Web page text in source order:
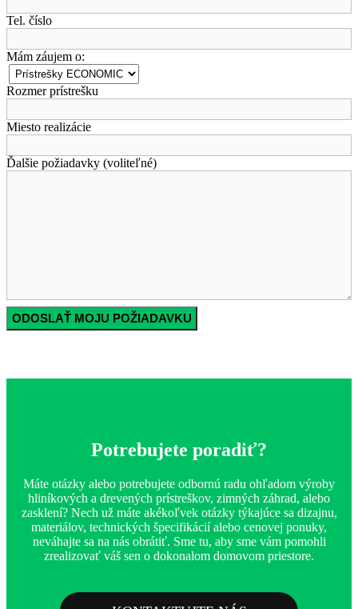
Tel. číslo
Mám záujem o:
Rozmer prístrešku
Miesto realizácie
Ďalšie požiadavky (voliteľné)
Potrebujete poradiť?
Máte otázky alebo potrebujete odbornú radu ohľadom výroby
hliníkových a drevených prístreškov, zimných záhrad, alebo
zasklení? Nech už máte akékoľvek otázky týkajúce sa dizajnu,
materiálov, technických špecifikácií alebo cenovej ponuky,
neváhajte sa na nás obrátiť. Sme tu, aby sme vám pomohli
zrealizovať váš sen o dokonalom domovom priestore.